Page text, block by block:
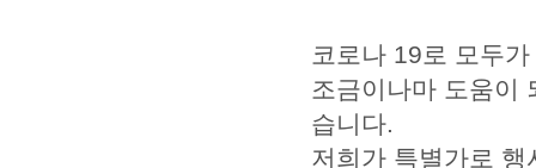
코로나 19로 모두
조금이나마 도움이
습니다.
저희가 특별가로